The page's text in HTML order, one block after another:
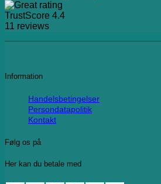
TrustScore 4.4
11 reviews
Information
Handelsbetingelser
Persondatapolitik
Kontakt
Følg os på
Her kan du betale med